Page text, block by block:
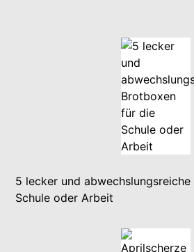
5 lecker und
Schule oder Arbeit